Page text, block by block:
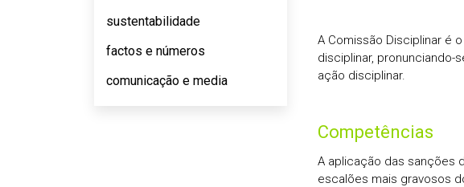
sustentabilidade
factos e números
comunicação e media
A Comissão Disciplinar é
disciplinar,
ação disciplinar.
Competências
A aplicação das sanções
escalões mais gravosos